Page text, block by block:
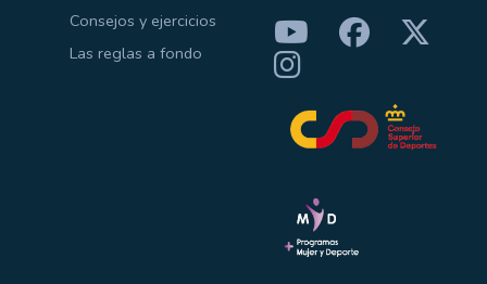
Consejos y ejercicios
Las reglas a fondo